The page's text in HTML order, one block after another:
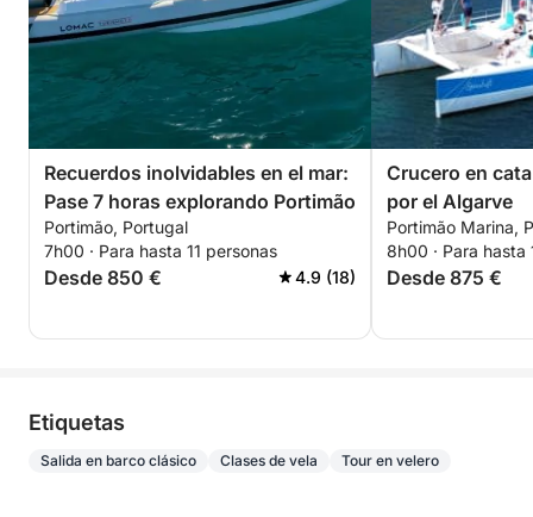
Recuerdos inolvidables en el mar:
Pase 7 horas explorando Portimão
Portimão, Portugal
7h00 · Para hasta 11 personas
Desde 850 € 4.9 (18)
Crucero en
por el Algarve
Portimão Marina,
8h00 · Para hasta
Desde 875 €
Etiquetas
Salida en barco clásico Clases de vela Tour en velero